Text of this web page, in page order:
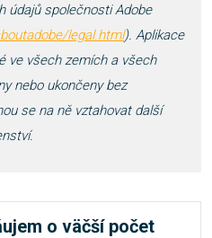
údajů společnosti Adobe
legal.html). Aplikace
ve všech zemích a všech
nebo ukončeny bez
se na ně vztahovat další
o väčší počet